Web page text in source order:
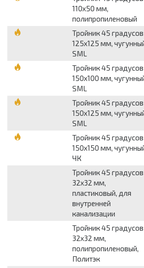
110x50 мм,
полипропиленовый
Тройник 45 градусов
125x125 мм,
SML
Тройник 45 градусов
150x100 мм,
SML
Тройник 45 градусов
150x125 мм,
SML
Тройник 45 градусов
150x150 мм,
ЧК
Тройник 45 градусов
32x32 мм,
пластиковый, для
внутренней
канализации
Тройник 45 градусов
32x32 мм,
полипропиленовый,
Политэк